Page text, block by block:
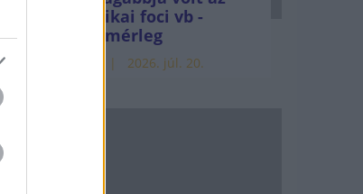
amerikai foci vb -
gyorsmérleg
2026. júl. 20.